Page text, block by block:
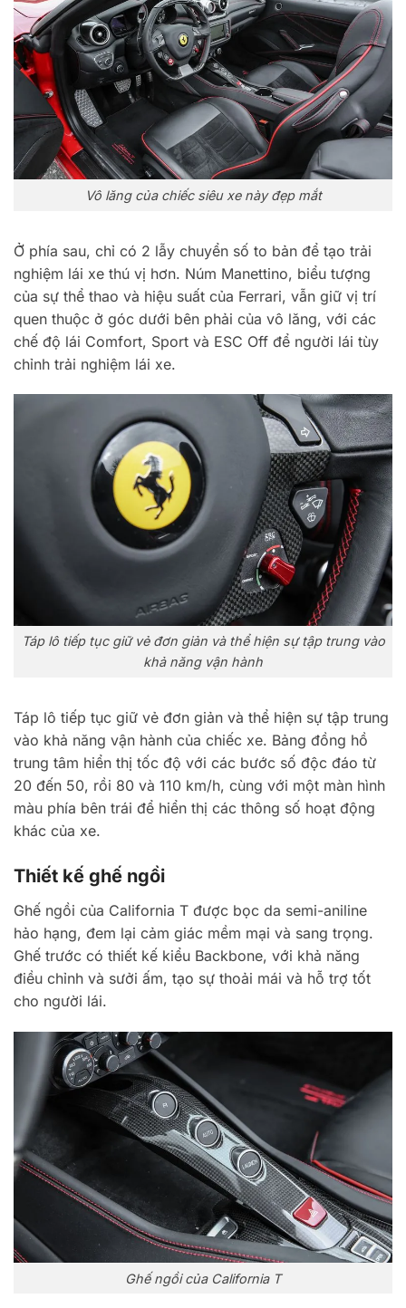
Vô lăng của chiếc siêu xe này đẹp mắt
Ở phía sau, chỉ có 2 lẫy chuyển số to bản để tạo trải
nghiệm lái xe thú vị hơn. Núm Manettino, biểu tượng
của sự thể thao và hiệu suất của Ferrari, vẫn giữ vị trí
quen thuộc ở góc dưới bên phải của vô lăng, với các
chế độ lái Comfort, Sport và ESC Off để người lái tùy
chỉnh trải nghiệm lái xe.
Táp lô tiếp tục giữ vẻ đơn giản và thể hiện sự tập trung vào
khả năng vận hành
Táp lô tiếp tục giữ vẻ đơn giản và thể hiện sự tập trung
vào khả năng vận hành của chiếc xe. Bảng đồng hồ
trung tâm hiển thị tốc độ với các bước số độc đáo từ
20 đến 50, rồi 80 và 110 km/h, cùng với một màn hình
màu phía bên trái để hiển thị các thông số hoạt động
khác của xe.
Thiết kế ghế ngồi
Ghế ngồi của California T được bọc da semi-aniline
hảo hạng, đem lại cảm giác mềm mại và sang trọng.
Ghế trước có thiết kế kiểu Backbone, với khả năng
điều chỉnh và sưởi ấm, tạo sự thoải mái và hỗ trợ tốt
cho người lái.
Ghế ngồi của California T